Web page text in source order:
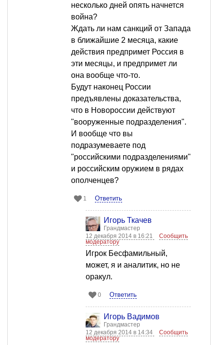
несколько дней опять начнется
война?
Ждать ли нам санкций от Запада
в ближайшие 2 месяца, какие
действия предпримет Россия в
эти месяцы, и предпримет ли
она вообще что-то.
Будут наконец России
предъявлены доказательства,
что в Новороссии действуют
"вооруженные подразделения".
И вообще что вы
подразумеваете под
"российскими подразделениями"
и российским оружием в рядах
ополченцев?
1 Ответить
Игорь Ткачев
Грандмастер
12 декабря 2014 в 16:21
Сообщить
модератору
Игрок Бесфамильный,
может, я и аналитик, но не
оракул.
0 Ответить
Игорь Вадимов
Грандмастер
12 декабря 2014 в 14:34
Сообщить
модератору